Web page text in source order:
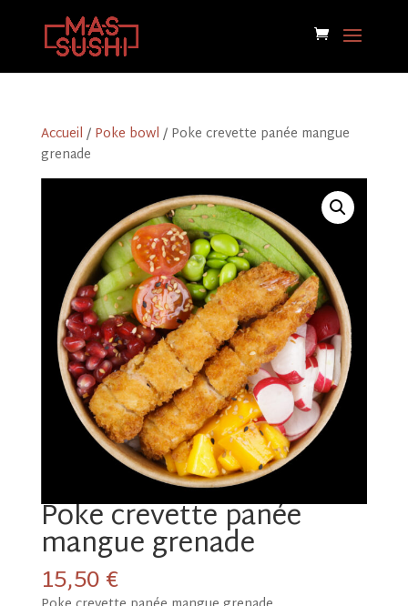
Accueil / Poke bowl / Poke crevette panée mangue
grenade
Poke crevette panée
mangue grenade
15,50€